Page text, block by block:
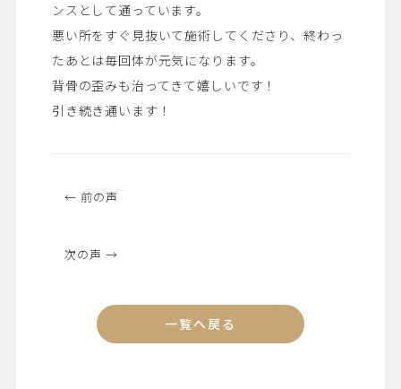
ンスとして通っています。
悪い所をすぐ見抜いて施術してくださり、終わっ
たあとは毎回体が元気になります。
背骨の歪みも治ってきて嬉しいです！
引き続き通います！
← 前の声
次の声 →
一覧へ戻る